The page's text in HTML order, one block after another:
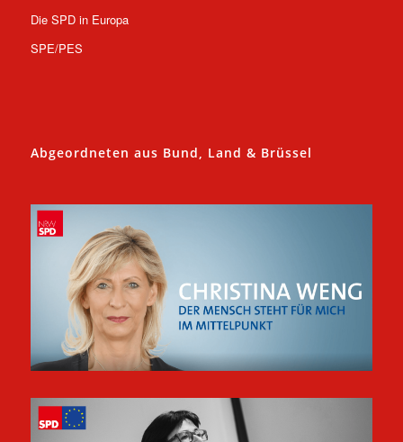
Die SPD in Europa
SPE/PES
Abgeordneten aus Bund, Land & Brüssel